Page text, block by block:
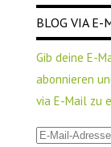
BLOG VIA E-
Gib deine E-
abonnieren
via E-Mail zu
E-